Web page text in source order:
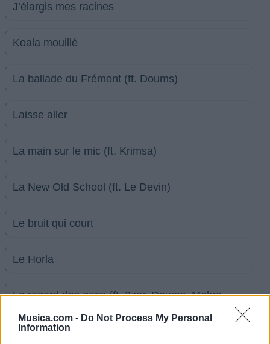
Musica.com - Do Not Process My Personal
Information
J’élargis mes racines
Koala mouillé
La ballade du Frémont (ft. Doums)
Laisse aller
La main sur le mic (ft. Krimsa)
La New Old School (ft. Le Devin)
Le bruit qui court
Le Horla
Le regard des gens (ft. 2zer, Doums, Mekra,